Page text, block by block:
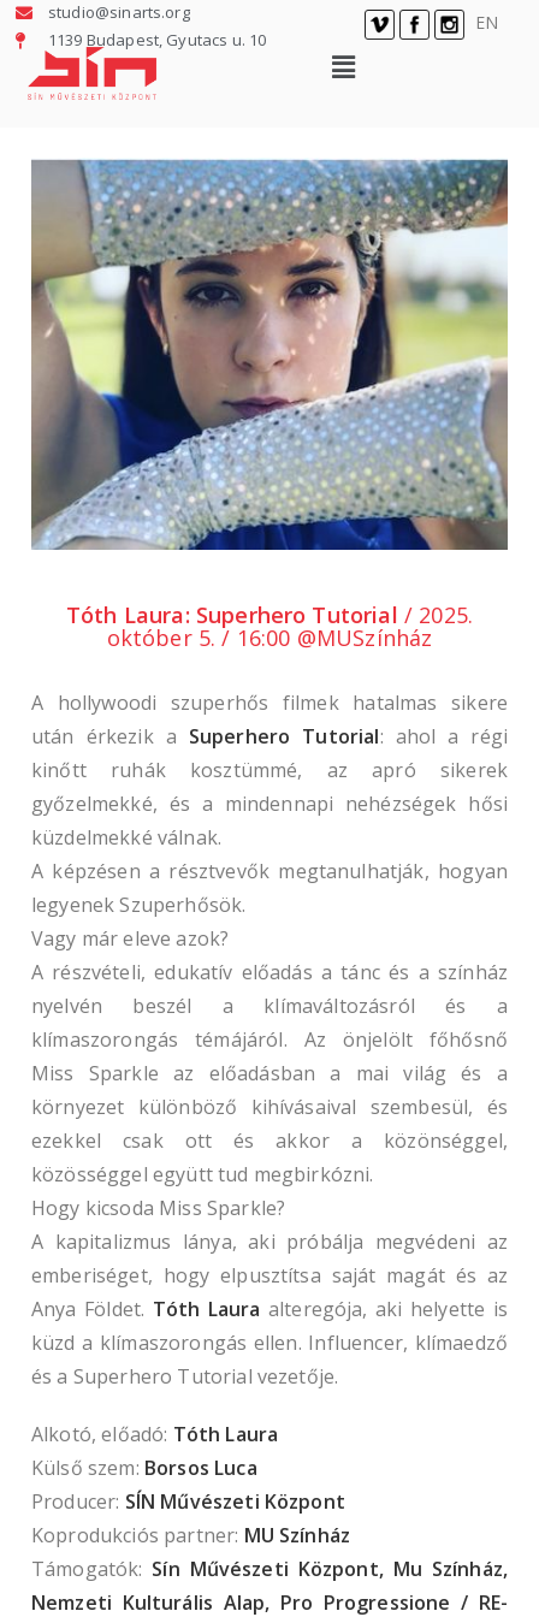
studio@sinarts.org
1139 Budapest, Gyutacs u. 10
EN
Tóth Laura: Superhero Tutorial / 2025.
október 5. / 16:00 @MUSzínház
A hollywoodi szuperhős filmek hatalmas sikere
után érkezik a Superhero Tutorial: ahol a régi
kinőtt ruhák kosztümmé, az apró sikerek
győzelmekké, és a mindennapi nehézségek hősi
küzdelmekké válnak.
A képzésen a résztvevők megtanulhatják, hogyan
legyenek Szuperhősök.
Vagy már eleve azok?
A részvételi, edukatív előadás a tánc és a színház
nyelvén beszél a klímaváltozásról és a
klímaszorongás témájáról. Az önjelölt főhősnő
Miss Sparkle az előadásban a mai világ és a
környezet különböző kihívásaival szembesül, és
ezekkel csak ott és akkor a közönséggel,
közösséggel együtt tud megbirkózni.
Hogy kicsoda Miss Sparkle?
A kapitalizmus lánya, aki próbálja megvédeni az
emberiséget, hogy elpusztítsa saját magát és az
Anya Földet. Tóth Laura alteregója, aki helyette is
küzd a klímaszorongás ellen. Influencer, klímaedző
és a Superhero Tutorial vezetője.
Alkotó, előadó: Tóth Laura
Külső szem: Borsos Luca
Producer: SÍN Művészeti Központ
Koprodukciós partner: MU Színház
Támogatók: Sín Művészeti Központ, Mu Színház,
Nemzeti Kulturális Alap, Pro Progressione / RE-